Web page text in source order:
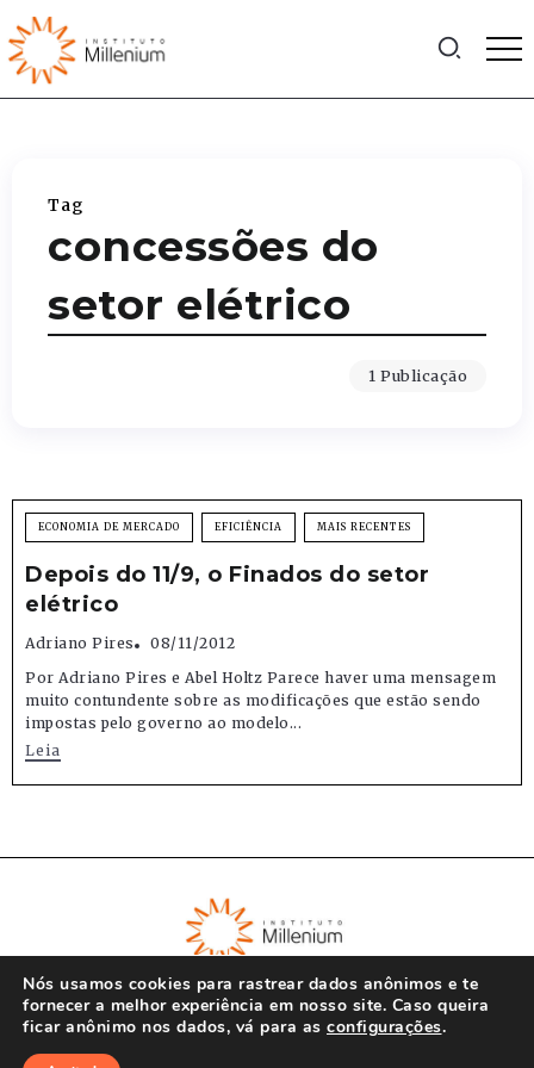
Tag
concessões do
setor elétrico
1 Publicação
ECONOMIA DE MERCADO EFICIÊNCIA MAIS RECENTES
Depois do 11/9, o Finados do setor
elétrico
Adriano Pires
08/11/2012
Por Adriano Pires e Abel Holtz Parece haver uma mensagem
muito contundente sobre as modificações que estão sendo
impostas pelo governo ao modelo...
Leia
Nós usamos cookies para rastrear dados anônimos e te
fornecer a melhor experiência em nosso site. Caso queira
ficar anônimo nos dados, vá para as configurações.